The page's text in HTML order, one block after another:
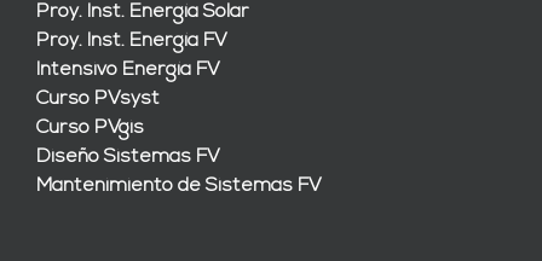
Proy. Inst. Energía Solar
Proy. Inst. Energía FV
Intensivo Energía FV
Curso PVsyst
Curso PVgis
Diseño Sistemas FV
Mantenimiento de Sistemas FV